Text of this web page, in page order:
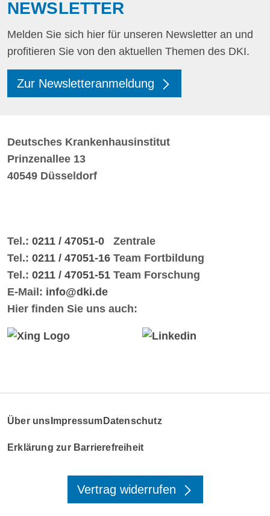
NEWSLETTER
Melden Sie sich hier für unseren Newsletter an und
profitieren Sie von den aktuellen Themen des DKI.
Zur Newsletteranmeldung
Deutsches Krankenhausinstitut
Prinzenallee 13
40549 Düsseldorf
Tel.: 0211 / 47051-0 Zentrale
Tel.: 0211 / 47051-16 Team Fortbildung
Tel.: 0211 / 47051-51 Team Forschung
E-Mail: info@dki.de
Hier finden Sie uns auch:
Über uns Impressum Datenschutz
Erklärung zur Barrierefreiheit
Vertrag widerrufen